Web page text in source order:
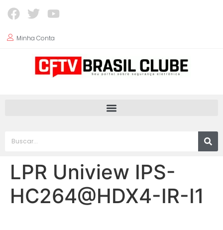
Minha Conta
LPR Uniview IPS-
HC264@HDX4-IR-I1